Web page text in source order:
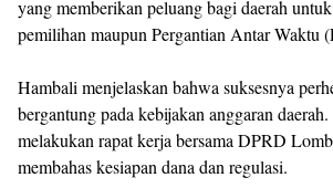
yang memberikan peluang bagi daerah
pemilihan maupun Pergantian Antar Waktu
Hambali menjelaskan bahwa suksesnya
bergantung pada kebijakan anggaran
melakukan rapat kerja bersama DPRD
membahas kesiapan dana dan regulasi.